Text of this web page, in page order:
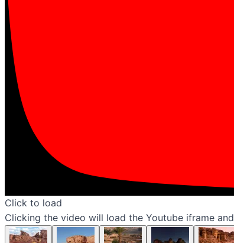
Click to load
Clicking the video will load the Youtube iframe